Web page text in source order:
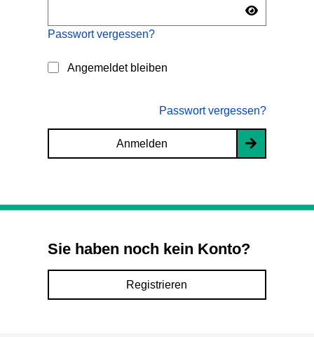
Passwort vergessen?
Angemeldet bleiben
Passwort vergessen?
Anmelden
Sie haben noch kein Konto?
Registrieren